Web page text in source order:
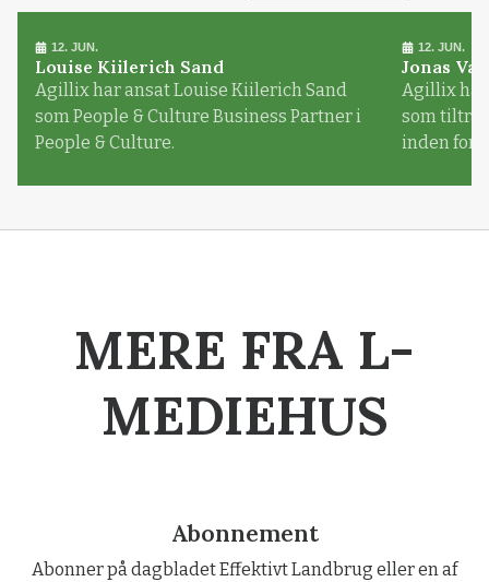
12. JUN.
Louise Kiilerich Sand
Agillix har ansat Louise Kiilerich Sand
som People & Culture Business Partner i
People & Culture.
12. JUN.
Jonas
Agillix har
som
inden for
MERE FRA L-
MEDIEHUS
Abonnement
Abonner på dagbladet Effektivt Landbrug eller en af